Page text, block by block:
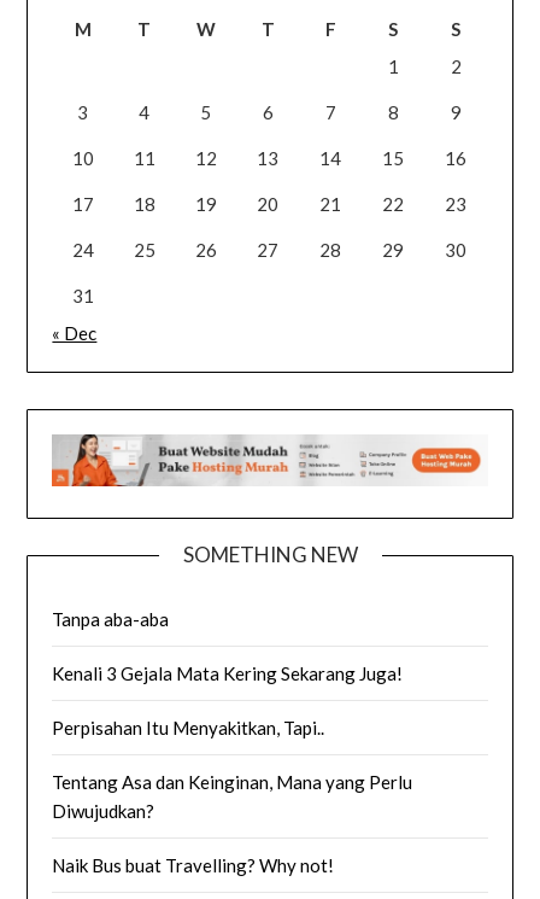
M T W T F S
S
1
2
3 4 5 6 7 8 9
10 11 12 13 14 15 16
17 18 19 20 21 22 23
24 25 26 27 28 29 30
31
« Dec
SOMETHING NEW
Tanpa aba-aba
Kenali 3 Gejala Mata Kering Sekarang Juga!
Perpisahan Itu Menyakitkan, Tapi..
Tentang Asa dan Keinginan, Mana yang Perlu
Diwujudkan?
Naik Bus buat Travelling? Why not!